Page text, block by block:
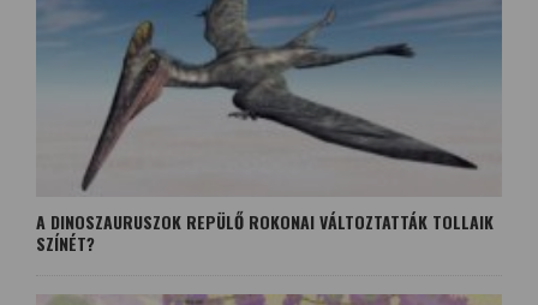
A DINOSZAURUSZOK REPÜLŐ ROKONAI VÁLTOZTATTÁK TOLLAIK
SZÍNÉT?